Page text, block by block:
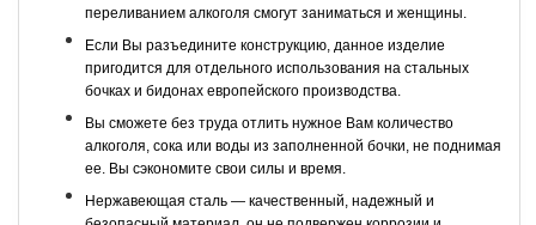
переливанием алкоголя смогут заниматься и женщины.
Если Вы разъедините конструкцию, данное изделие
пригодится для отдельного использования на стальных
бочках и бидонах европейского производства.
Вы сможете без труда отлить нужное Вам количество
алкоголя, сока или воды из заполненной бочки, не поднимая
ее. Вы сэкономите свои силы и время.
Нержавеющая сталь — качественный, надежный и